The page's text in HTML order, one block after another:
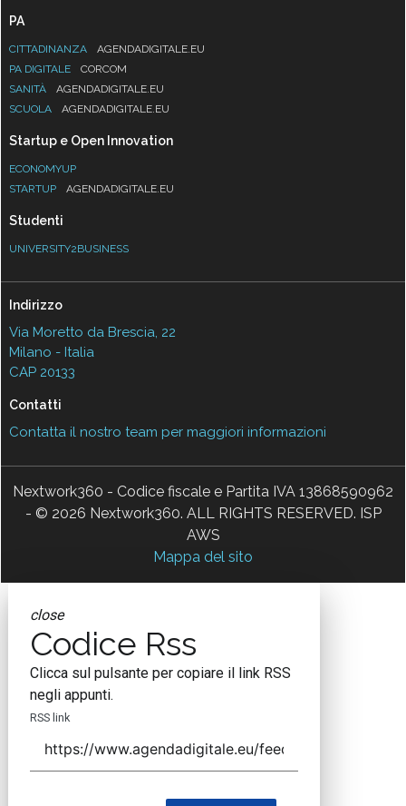
PA
CITTADINANZA
AGENDADIGITALE.EU
PA DIGITALE
CORCOM
SANITÀ
AGENDADIGITALE.EU
SCUOLA
AGENDADIGITALE.EU
Startup e Open Innovation
ECONOMYUP
STARTUP
AGENDADIGITALE.EU
Studenti
UNIVERSITY2BUSINESS
Indirizzo
Via Moretto da Brescia, 22
Milano - Italia
CAP 20133
Contatti
Contatta il nostro team per maggiori informazioni
Nextwork360 - Codice fiscale e Partita IVA 13868590962
- © 2026 Nextwork360. ALL RIGHTS RESERVED. ISP
AWS
Mappa del sito
close
Codice Rss
Clicca sul pulsante per copiare il link RSS
negli appunti.
RSS link